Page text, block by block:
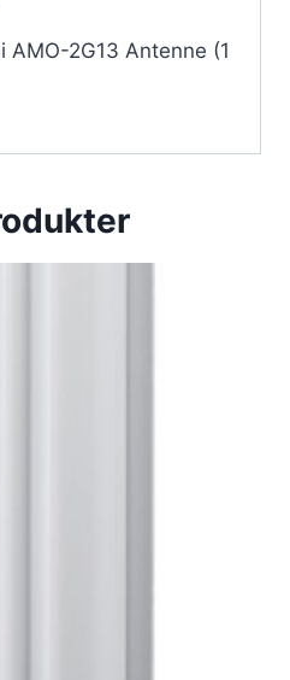
AMO-2G13 Antenne (1